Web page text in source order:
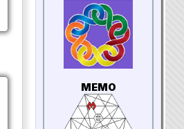
MEMO